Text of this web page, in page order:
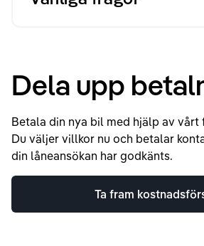
Dela upp
Betala din nya bil med hjälp av
Du väljer villkor nu och betalar
din låneansökan har godkänts.
Ta fram